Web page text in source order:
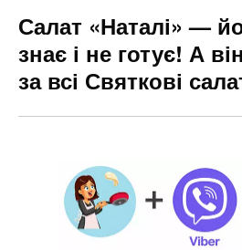
Салат «Наталі» —
знає і не готує! А
за всі Святкові